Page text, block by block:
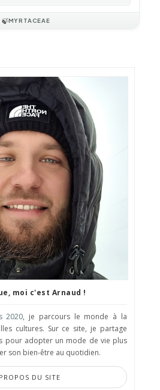
🍃MYRTACEAE
moi c'est Arnaud !
2020, je parcours le monde à la
cultures. Sur ce site, je partage
pour adopter un mode de vie plus
son bien-être au quotidien.
DU SITE